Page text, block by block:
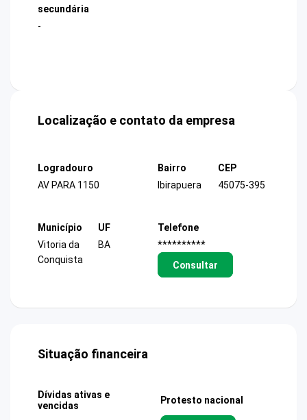
secundária
-
Localização e contato da empresa
Logradouro
AV PARA 1150
Bairro
Ibirapuera
CEP
45075-395
Município
Vitoria da
Conquista
UF
BA
Telefone
**********
Consultar
Situação financeira
Dívidas ativas e
vencidas
Protesto nacional